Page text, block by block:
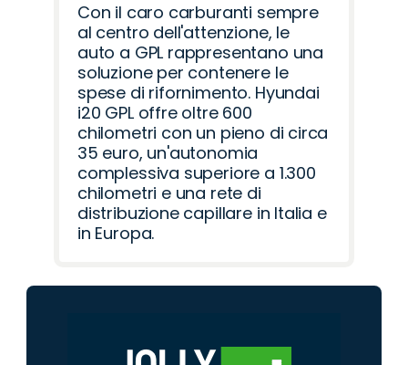
Con il caro carburanti sempre
al centro dell'attenzione, le
auto a GPL rappresentano una
soluzione per contenere le
spese di rifornimento. Hyundai
i20 GPL offre oltre 600
chilometri con un pieno di circa
35 euro, un'autonomia
complessiva superiore a 1.300
chilometri e una rete di
distribuzione capillare in Italia e
in Europa.